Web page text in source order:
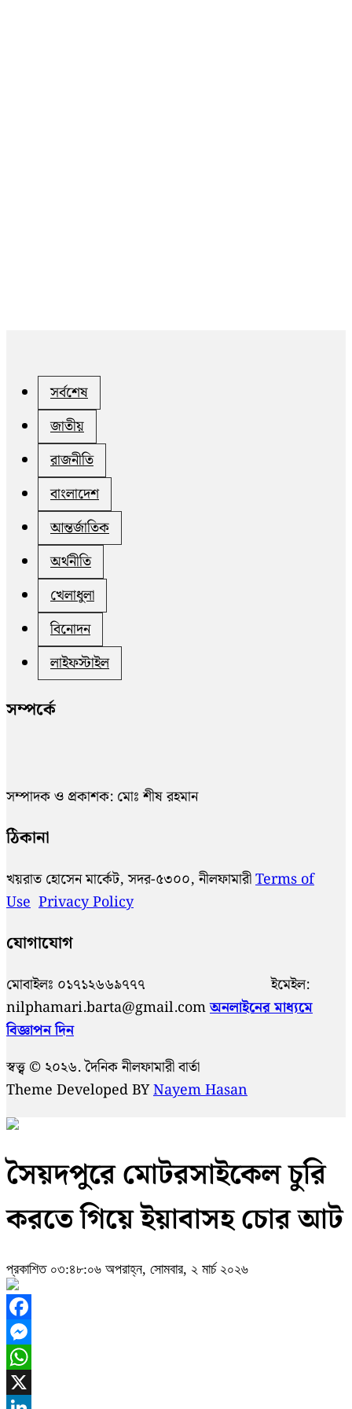
সর্বশেষ
জাতীয়
রাজনীতি
বাংলাদেশ
আন্তর্জাতিক
অর্থনীতি
খেলাধুলা
বিনোদন
লাইফস্টাইল
সম্পর্কে
সম্পাদক ও প্রকাশক: মোঃ শীষ রহমান
ঠিকানা
খয়রাত হোসেন মার্কেট, সদর-৫৩০০, নীলফামারীTerms of
Use Privacy Policy
যোগাযোগ
মোবাইলঃ ০১৭১২৬৬৯৭৭৭ ইমেইল:
nilphamari.barta@gmail.comঅনলাইনের মাধ্যমে
বিজ্ঞাপন দিন
স্বত্ত্ব © ২০২৬. দৈনিক নীলফামারী বার্তা
Theme Developed BYNayem Hasan
সৈয়দপুরে মোটরসাইকেল চুরি
করতে গিয়ে ইয়াবাসহ চোর আট
প্রকাশিত ০৩:৪৮:০৬ অপরাহ্ন, সোমবার, ২ মার্চ ২০২৬
Facebook
Messenger
WhatsApp